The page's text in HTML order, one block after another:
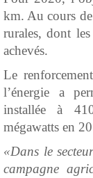
km. Au cours
rurales, dont
achevés.
Le
l’énergie a
installée à
mégawatts en
«Dans le
campagne